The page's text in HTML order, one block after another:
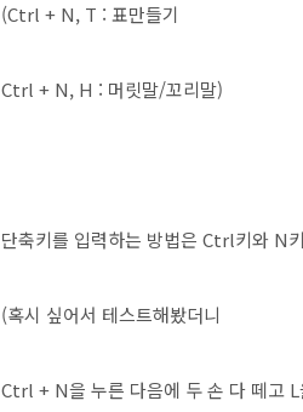
(Ctrl + N, T : 표만들기
Ctrl + N, H : 머릿말/꼬리말)
단축키를 입력하는 방법은 Ctrl키와 N
(혹시 싶어서 테스트해봤더니
Ctrl + N을 누른 다음에 두 손 다 떼고